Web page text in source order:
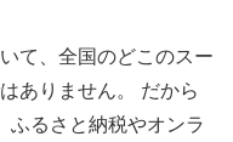
て、全国のどこのスー
ありません。 だから
ふるさと納税やオンラ